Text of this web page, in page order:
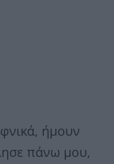
ήμουν
πάνω μου,